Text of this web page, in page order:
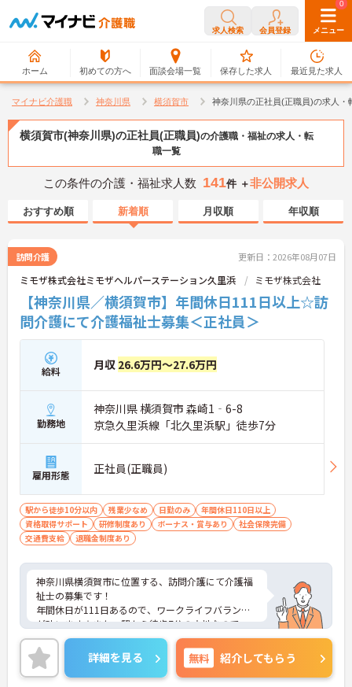
求人検索 会員登録 メニュー
ホーム 初めての方へ 面談会場一覧
0
保存した求人
0
最近見た求人
マイナビ介護職 神奈川県 横須賀市 神奈川県の正社員(正職員)の求人・
横須賀市(神奈川県)の正社員(正職員)の介護職・福祉の求人・転
職一覧
この条件の介護・福祉求人数 141件 ＋非公開求人
おすすめ順 新着順 月収順 年収順
訪問介護 更新日：2026年08月07日
ミモザ株式会社ミモザヘルパーステーション久里浜 ミモザ株式会社
【神奈川県／横須賀市】年間休日111日以上☆訪
問介護にて介護福祉士募集＜正社員＞
給料 月収 26.6万円～27.6万円
勤務地
神奈川県 横須賀市 森崎1‐6-8
京急久里浜線「北久里浜駅」徒歩7分
雇用形態 正社員(正職員)
駅から徒歩10分以内 残業少なめ 日勤のみ
年間休日110日以上
資格取得サポート
研修制度あり ボーナス・賞与あり
社会保険完備
交通費支給
退職金制度あり
神奈川県横須賀市に位置する、訪問介護にて介護福
祉士の募集です！
年間休日が111日あるので、ワークライフバランス
が叶います☆また、駅から徒歩7分の立地なので、
通勤らくらくです♪
ご興味のある方には、面接対策ポイントなど、さら
に詳細をお話しいたしますのでお気軽にご相談くだ
さい！
詳細を見る 無料 紹介してもらう